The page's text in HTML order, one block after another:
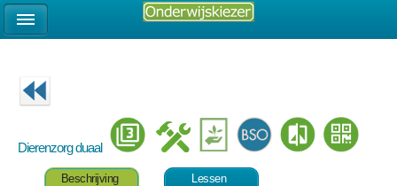
Dierenzorg duaal
Beschrijving
Lessen